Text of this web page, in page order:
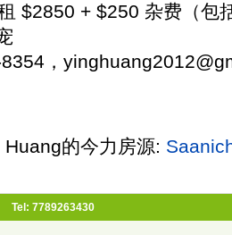
$2850 + $250 杂费（包
，
Huang的今力房源:
Tel: 7789263430